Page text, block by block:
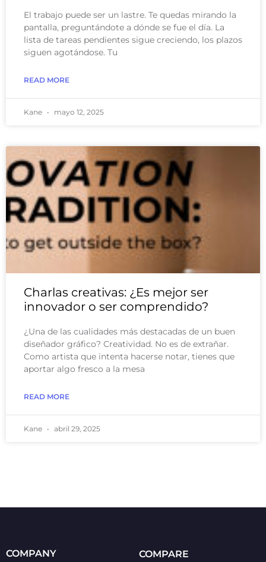
El trabajo puede ser un lastre. Te quedas mirando la
pantalla, preguntándote a dónde se fue el día. La
lista de tareas pendientes sigue creciendo, los plazos
siguen agotándose. Tu
READ MORE
Kane mayo 12, 2025
Charlas creativas: ¿Es mejor ser
innovador o ser comprendido?
¿Una de las cualidades más destacadas de un buen
diseñador gráfico? Creatividad. No es de extrañar.
Como artista que intenta hacerse notar, tienes que
aportar algo fresco a la mesa
READ MORE
Kane abril 29, 2025
COMPANY COMPARE